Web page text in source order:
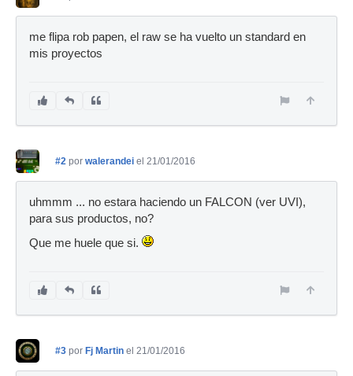
me flipa rob papen, el raw se ha vuelto un standard en
mis proyectos
#2 por walerandei el 21/01/2016
uhmmm ... no estara haciendo un FALCON (ver UVI),
para sus productos, no?
Que me huele que si.
#3 por Fj Martin el 21/01/2016